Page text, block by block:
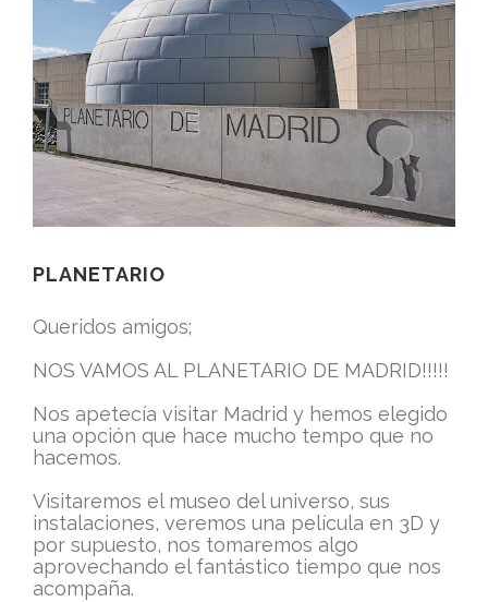
PLANETARIO
Queridos amigos;
NOS VAMOS AL PLANETARIO DE MADRID!!!!!
Nos apetecía visitar Madrid y hemos elegido
una opción que hace mucho tempo que no
hacemos.
Visitaremos el museo del universo, sus
instalaciones, veremos una película en 3D y
por supuesto, nos tomaremos algo
aprovechando el fantástico tiempo que nos
acompaña.